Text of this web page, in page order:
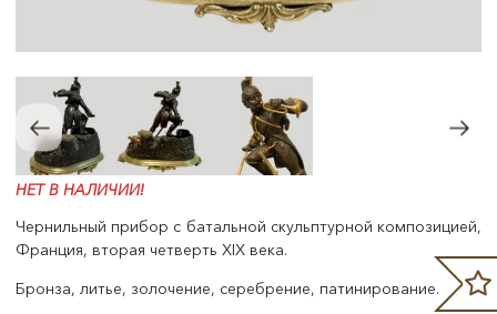
НЕТ В НАЛИЧИИ!
Чернильный прибор с батальной скульптурной композицией,
Франция, вторая четверть XIX века.
Бронза, литье, золочение, серебрение, патинирование.